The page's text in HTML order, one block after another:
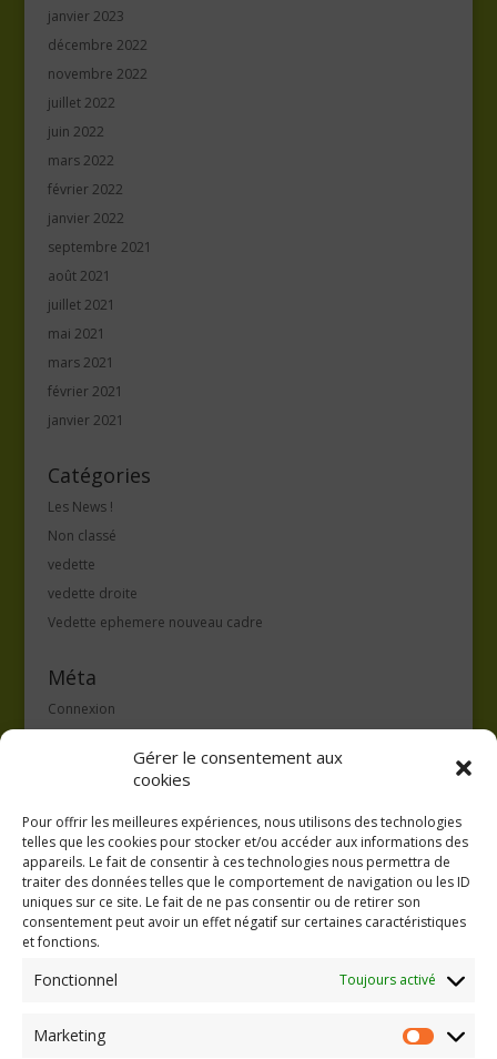
Gérer le consentement aux
cookies
Pour offrir les meilleures expériences, nous utilisons des technologies
telles que les cookies pour stocker et/ou accéder aux informations des
appareils. Le fait de consentir à ces technologies nous permettra de
traiter des données telles que le comportement de navigation ou les ID
uniques sur ce site. Le fait de ne pas consentir ou de retirer son
consentement peut avoir un effet négatif sur certaines caractéristiques
et fonctions.
Fonctionnel Toujours activé
Marketing Marketing
janvier 2023
décembre 2022
novembre 2022
juillet 2022
juin 2022
mars 2022
février 2022
janvier 2022
septembre 2021
août 2021
juillet 2021
mai 2021
mars 2021
février 2021
janvier 2021
Catégories
Les News !
Non classé
vedette
vedette droite
Vedette ephemere nouveau cadre
Méta
Connexion
Flux des commentaires
GAEC A la volée
Kergreach - Loperhet
06 65 62 84 25